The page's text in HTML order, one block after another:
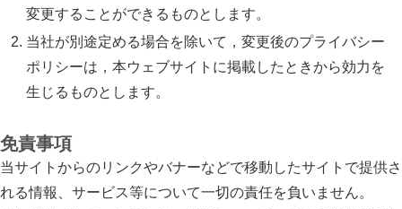
変更することができるものとします。
当社が別途定める場合を除いて，変更後のプライバシー
ポリシーは，本ウェブサイトに掲載したときから効力を
生じるものとします。
免責事項
当サイトからのリンクやバナーなどで移動したサイトで提供さ
れる情報、サービス等について一切の責任を負いません。